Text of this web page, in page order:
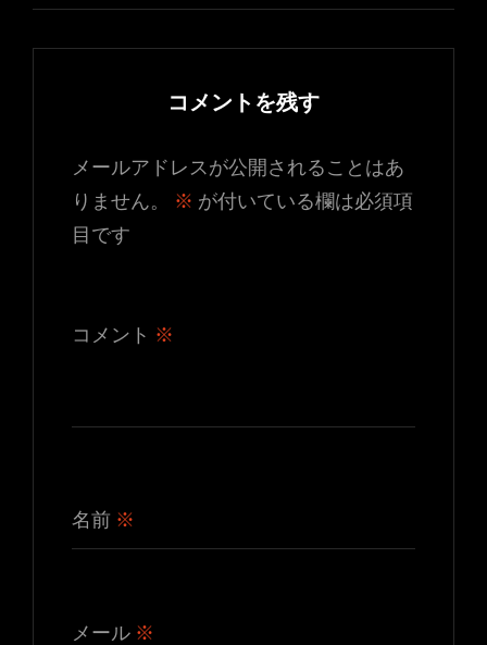
コメントを残す
メールアドレスが公開されることはあ
りません。
※ が付いている欄は必須項
目です
コメント ※
名前 ※
メール ※